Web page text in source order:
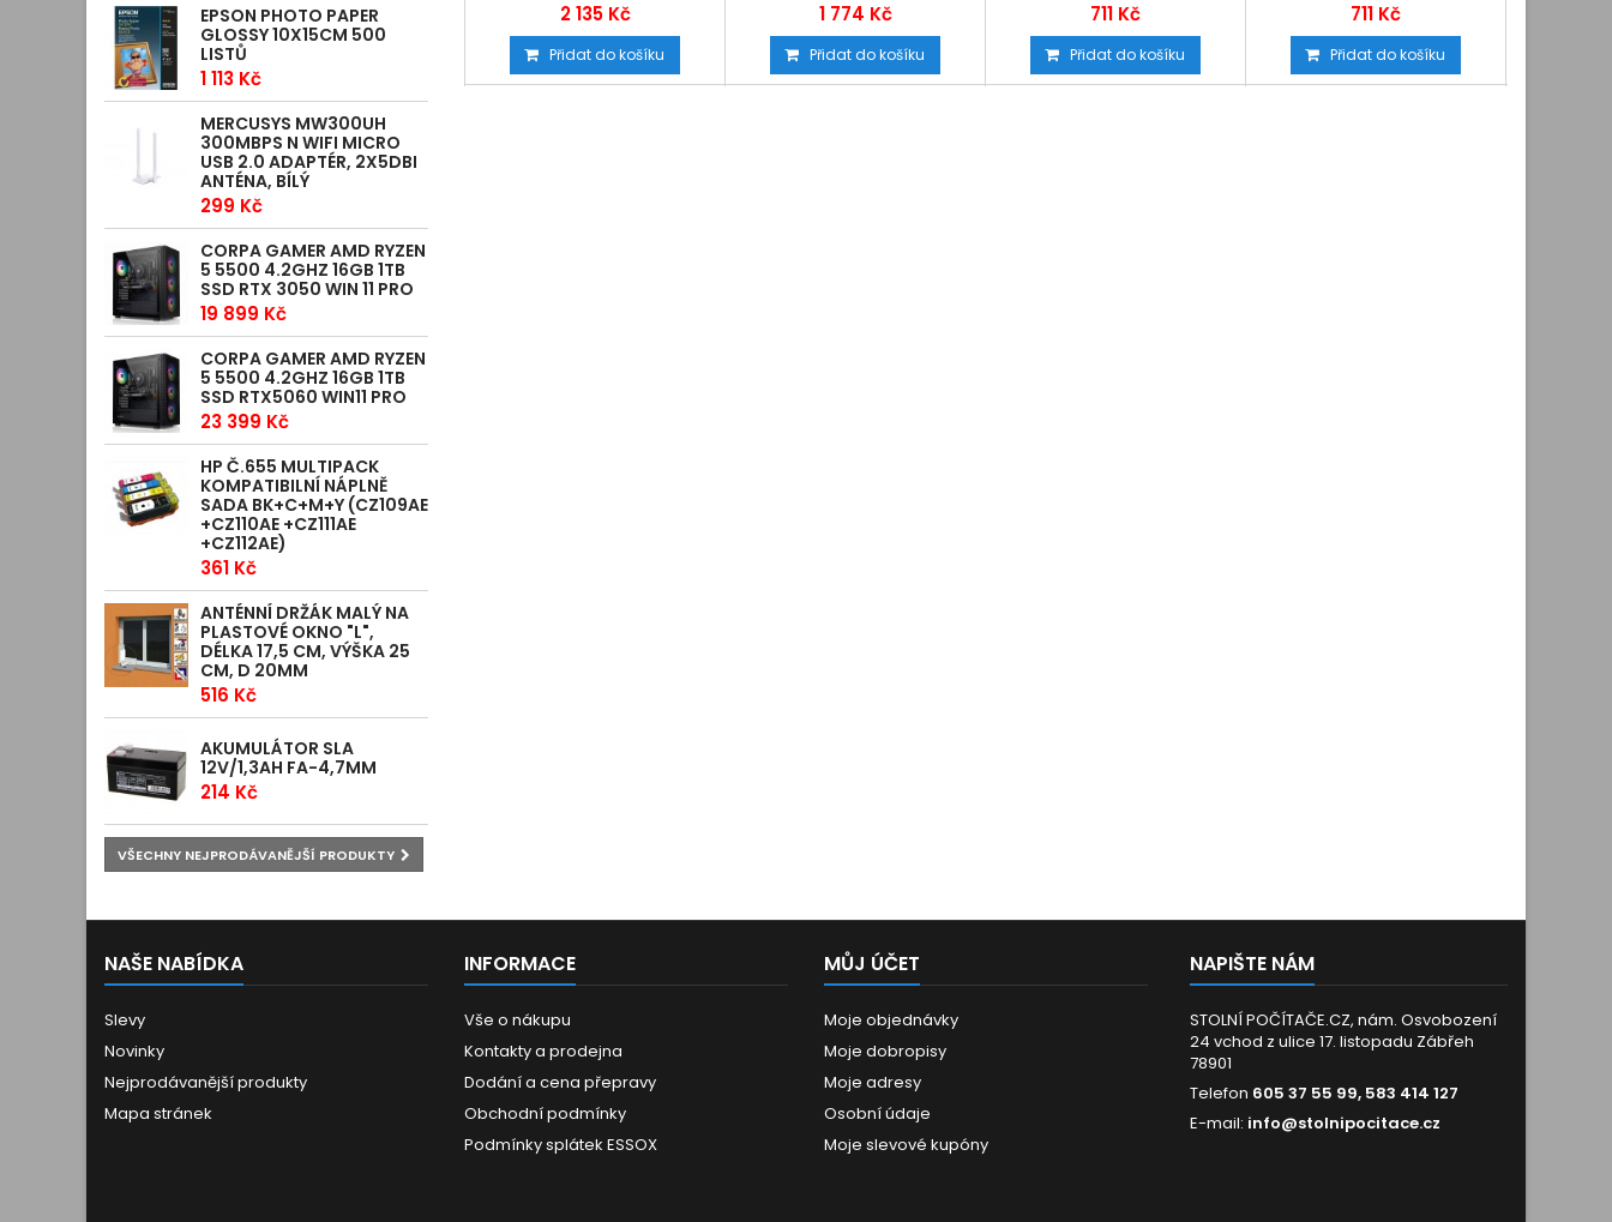
EPSON PHOTO PAPER
GLOSSY 10X15CM 500
LISTŮ
1 113 Kč
MERCUSYS MW300UH
300MBPS N WIFI MICRO
USB 2.0 ADAPTÉR, 2X5DBI
ANTÉNA, BÍLÝ
299 Kč
CORPA GAMER AMD RYZEN
5 5500 4.2GHZ 16GB 1TB
SSD RTX 3050 WIN 11 PRO
19 899 Kč
CORPA GAMER AMD RYZEN
5 5500 4.2GHZ 16GB 1TB
SSD RTX5060 WIN11 PRO
23 399 Kč
HP Č.655 MULTIPACK
KOMPATIBILNÍ NÁPLNĚ
SADA BK+C+M+Y (CZ109AE
+CZ110AE +CZ111AE
+CZ112AE)
361 Kč
ANTÉNNÍ DRŽÁK MALÝ NA
PLASTOVÉ OKNO "L",
DÉLKA 17,5 CM, VÝŠKA 25
CM, D 20MM
516 Kč
AKUMULÁTOR SLA
12V/1,3AH FA-4,7MM
214 Kč
VŠECHNY NEJPRODÁVANĚJŠÍ PRODUKTY
2 135 Kč
Přidat do košíku
1 774 Kč
Přidat do košíku
711 Kč
Přidat do košíku
711 Kč
Přidat do košíku
NAŠE NABÍDKA
Slevy
Novinky
Nejprodávanější produkty
Mapa stránek
INFORMACE
Vše o nákupu
Kontakty a prodejna
Dodání a cena přepravy
Obchodní podmínky
Podmínky splátek ESSOX
MŮJ ÚČET
Moje objednávky
Moje dobropisy
Moje adresy
Osobní údaje
Moje slevové kupóny
NAPIŠTE NÁM
STOLNÍ POČÍTAČE.CZ, nám. Osvobození
24 vchod z ulice 17. listopadu Zábřeh
78901
Telefon 605 37 55 99, 583 414 127
E-mail: info@stolnipocitace.cz